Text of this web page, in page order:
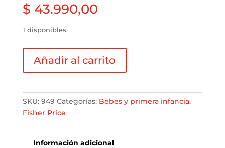
$ 43.990,00
1 disponibles
Feliz
de
cantidad
Añadir al carrito
SKU: 949 Categorías: Bebes y primera infancia,
Fisher Price
Información adicional